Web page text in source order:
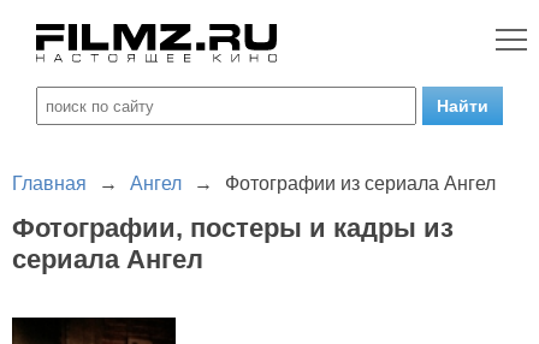
Главная → Ангел → Фотографии из сериала Ангел
Фотографии, постеры и кадры из
сериала Ангел